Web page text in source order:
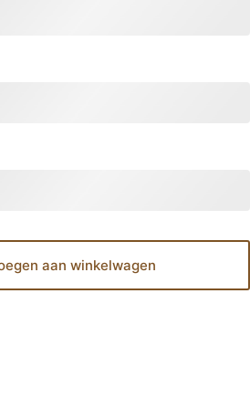
aan winkelwagen